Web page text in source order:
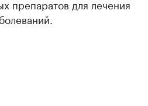
препаратов для лечения